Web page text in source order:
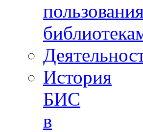
История
БИС
в